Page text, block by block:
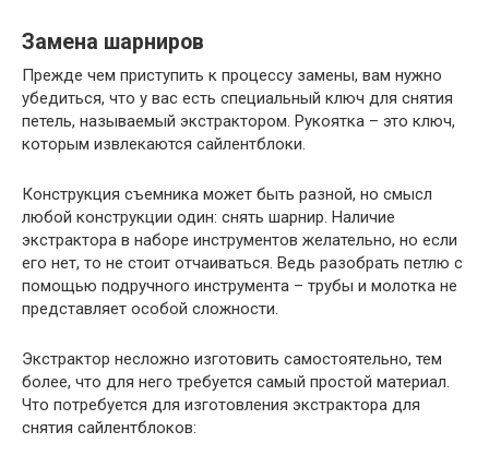
Замена шарниров
Прежде чем приступить к процессу замены, вам нужно
убедиться, что у вас есть специальный ключ для снятия
петель, называемый экстрактором. Рукоятка – это ключ,
которым извлекаются сайлентблоки.
Конструкция съемника может быть разной, но смысл
любой конструкции один: снять шарнир. Наличие
экстрактора в наборе инструментов желательно, но если
его нет, то не стоит отчаиваться. Ведь разобрать петлю с
помощью подручного инструмента – трубы и молотка не
представляет особой сложности.
Экстрактор несложно изготовить самостоятельно, тем
более, что для него требуется самый простой материал.
Что потребуется для изготовления экстрактора для
снятия сайлентблоков: